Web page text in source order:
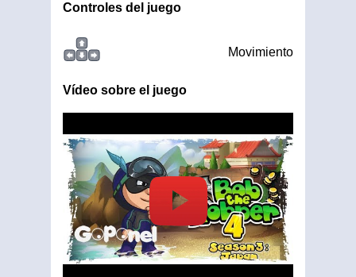
Controles del juego
Movimiento
Vídeo sobre el juego